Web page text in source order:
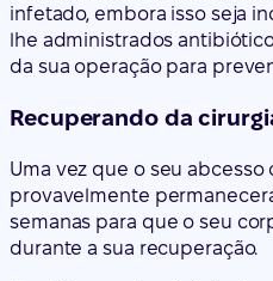
infetado, embora isso seja
lhe administrados
da sua operação para
Recuperando da
Uma vez que o seu
provavelmente
semanas para que o seu
durante a sua recuperação.